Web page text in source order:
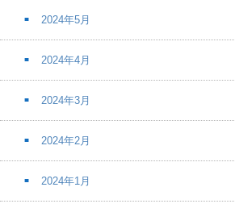
2024年5月
2024年4月
2024年3月
2024年2月
2024年1月